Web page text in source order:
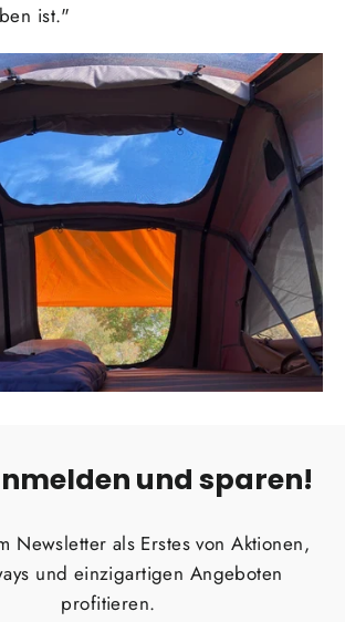
ist."
und sparen!
Newsletter als Erstes von Aktionen,
und einzigartigen Angeboten
profitieren.